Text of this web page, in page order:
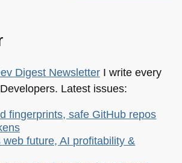
Digest NewsletterI write every
Latest issues:
fingerprints, safe GitHub repos
web future, AI profitability &